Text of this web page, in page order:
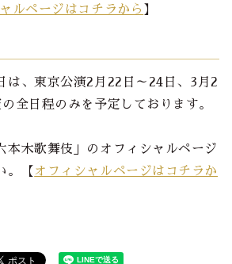
ルページはコチラから 】
は、東京公演2月22日～24日、3月2
全日程のみを予定しております。
木歌舞伎」のオフィシャルページ
。【 オフィシャルページはコチラか